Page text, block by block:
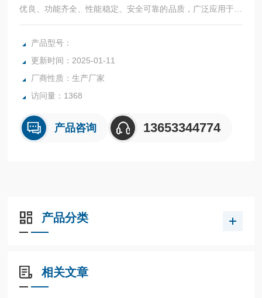
优良、功能齐全、性能稳定、安全可靠的品质，广泛应用于石
油化工、化工、化肥、冶金、电力、食品、制药、造纸等行业
的测量和自控系统。
产品型号：
更新时间：2025-01-11
厂商性质：生产厂家
访问量：1368
产品咨询 13653344774
产品分类
相关文章